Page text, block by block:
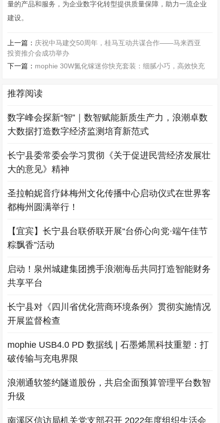
量的产品和服务，为企业数字化转型提供质量保障，助力一流企业
建设。
上一篇： 庆祝中马建交50周年，桂马互动共谋合作——马来西亚
投资推介会成功举办
下一篇： mophie 30W氮化镓迷你快充套装：细腻小巧，高效快充
推荐阅读
数字峰会探新“智”｜数智赋能新质生产力，浪潮卓数
大数据打造数字经济监测培育新范式
长宁县委常委会学习贯彻《关于促进民营经济发展壮
大的意见》精神
圣拉帕妮音疗鉢梅州文化传播中心启动仪式在世界客
都梅州圆满举行！
【宜宾】长宁县台联侨联开展“台侨心向党·端午佳节
粽飘香”活动
启动！泉州城建集团携手浪潮海岳共同打造智能财务
共享平台
长宁县对《四川省优化营商环境条例》贯彻实施情况
开展监督检查
mophie USB4.0 PD 数据线 | 石墨烯黑科技重塑：打
破传输与充电界限
浪潮通软签约隧道股份，共启全面预算管理平台数智
升级
南溪区信访局机关党支部召开 2022年度组织生活会